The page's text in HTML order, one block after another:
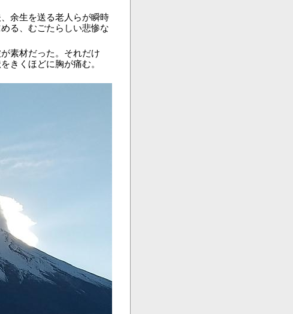
余生を送る老人らが瞬時
る、むごたらしい悲惨な
素材だった。それだけ
きくほどに胸が痛む。